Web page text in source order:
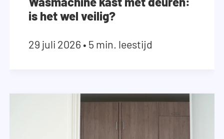
is het wel veilig?
29 juli 2026 • 5 min. leestijd